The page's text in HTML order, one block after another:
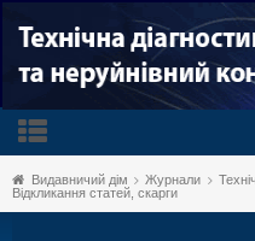
Видавничий дім Журнали
Відкликання статей, скарги